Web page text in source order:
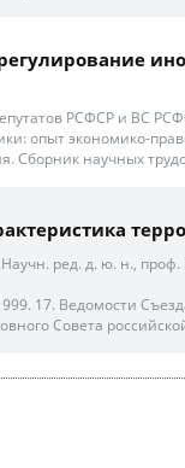
РСФСР и ВС
опыт экономико-
Сборник научных
ред. д. ю. н.,
17. Ведомости
Совета